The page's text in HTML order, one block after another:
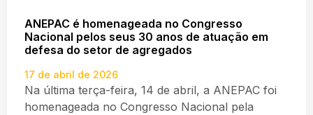
ANEPAC é homenageada no Congresso
Nacional pelos seus 30 anos de atuação em
defesa do setor de agregados
17 de abril de 2026
Na última terça-feira, 14 de abril, a ANEPAC foi
homenageada no Congresso Nacional pela